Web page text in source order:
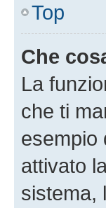
Top
Che
La
che ti
esempio
attivato
sistema,